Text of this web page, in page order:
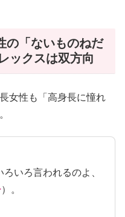
の「ないものねだ
ックスは双方向
女性も「高身長に憧れ
いろ言われるのよ、
）。